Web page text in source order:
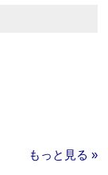
もっと見る »